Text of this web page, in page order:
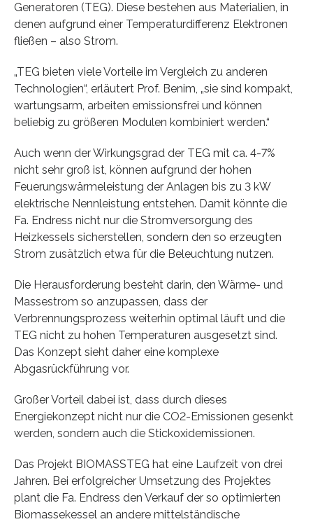
Generatoren (TEG). Diese bestehen aus Materialien, in
denen aufgrund einer Temperaturdifferenz Elektronen
fließen – also Strom.
„TEG bieten viele Vorteile im Vergleich zu anderen
Technologien“, erläutert Prof. Benim, „sie sind kompakt,
wartungsarm, arbeiten emissionsfrei und können
beliebig zu größeren Modulen kombiniert werden.“
Auch wenn der Wirkungsgrad der TEG mit ca. 4-7%
nicht sehr groß ist, können aufgrund der hohen
Feuerungswärmeleistung der Anlagen bis zu 3 kW
elektrische Nennleistung entstehen. Damit könnte die
Fa. Endress nicht nur die Stromversorgung des
Heizkessels sicherstellen, sondern den so erzeugten
Strom zusätzlich etwa für die Beleuchtung nutzen.
Die Herausforderung besteht darin, den Wärme- und
Massestrom so anzupassen, dass der
Verbrennungsprozess weiterhin optimal läuft und die
TEG nicht zu hohen Temperaturen ausgesetzt sind.
Das Konzept sieht daher eine komplexe
Abgasrückführung vor.
Großer Vorteil dabei ist, dass durch dieses
Energiekonzept nicht nur die CO2-Emissionen gesenkt
werden, sondern auch die Stickoxidemissionen.
Das Projekt BIOMASSTEG hat eine Laufzeit von drei
Jahren. Bei erfolgreicher Umsetzung des Projektes
plant die Fa. Endress den Verkauf der so optimierten
Biomassekessel an andere mittelständische